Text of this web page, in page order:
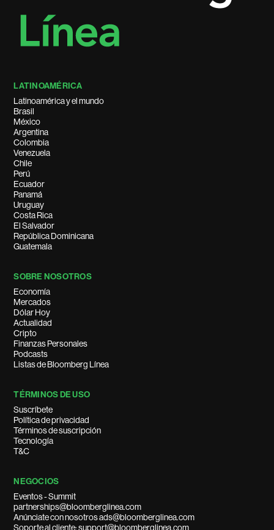
LATINOAMÉRICA
Latinoamérica y el mundo
Brasil
México
Argentina
Colombia
Venezuela
Chile
Perú
Ecuador
Panamá
Uruguay
Costa Rica
El Salvador
República Dominicana
Guatemala
SOBRE NOSOTROS
Economía
Mercados
Dólar Hoy
Actualidad
Cripto
Finanzas Personales
Podcasts
Listas de Bloomberg Línea
TÉRMINOS DE USO
Suscríbete
Política de privacidad
Términos de suscripción
Tecnología
T&C
NEGOCIOS
Eventos - Summit
partnerships@bloomberglinea.com
Anúnciate con nosotros ads@bloomberglinea.com
Soporte al cliente: support@bloomberglinea.com